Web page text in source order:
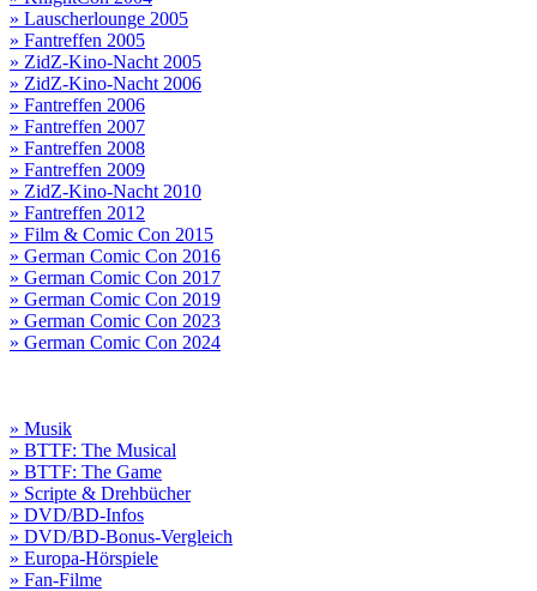
» Lauscherlounge 2005
» Fantreffen 2005
» ZidZ-Kino-Nacht 2005
» ZidZ-Kino-Nacht 2006
» Fantreffen 2006
» Fantreffen 2007
» Fantreffen 2008
» Fantreffen 2009
» ZidZ-Kino-Nacht 2010
» Fantreffen 2012
» Film & Comic Con 2015
» German Comic Con 2016
» German Comic Con 2017
» German Comic Con 2019
» German Comic Con 2023
» German Comic Con 2024
» Musik
» BTTF: The Musical
» BTTF: The Game
» Scripte & Drehbücher
» DVD/BD-Infos
» DVD/BD-Bonus-Vergleich
» Europa-Hörspiele
» Fan-Filme